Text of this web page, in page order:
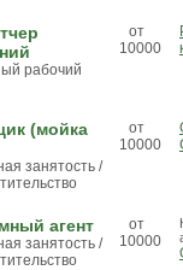
рабочий
от
10000
(мойка
занятость /
от
10000
агент
занятость /
от
10000